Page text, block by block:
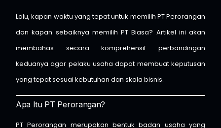
Lalu, kapan waktu yang tepat untuk memilih PT Perorangan
dan kapan sebaiknya memilih PT Biasa? Artikel ini akan
membahas secara komprehensif perbandingan
keduanya agar pelaku usaha dapat membuat keputusan
yang tepat sesuai kebutuhan dan skala bisnis.
Apa Itu PT Perorangan?
PT Perorangan merupakan bentuk badan usaha yang